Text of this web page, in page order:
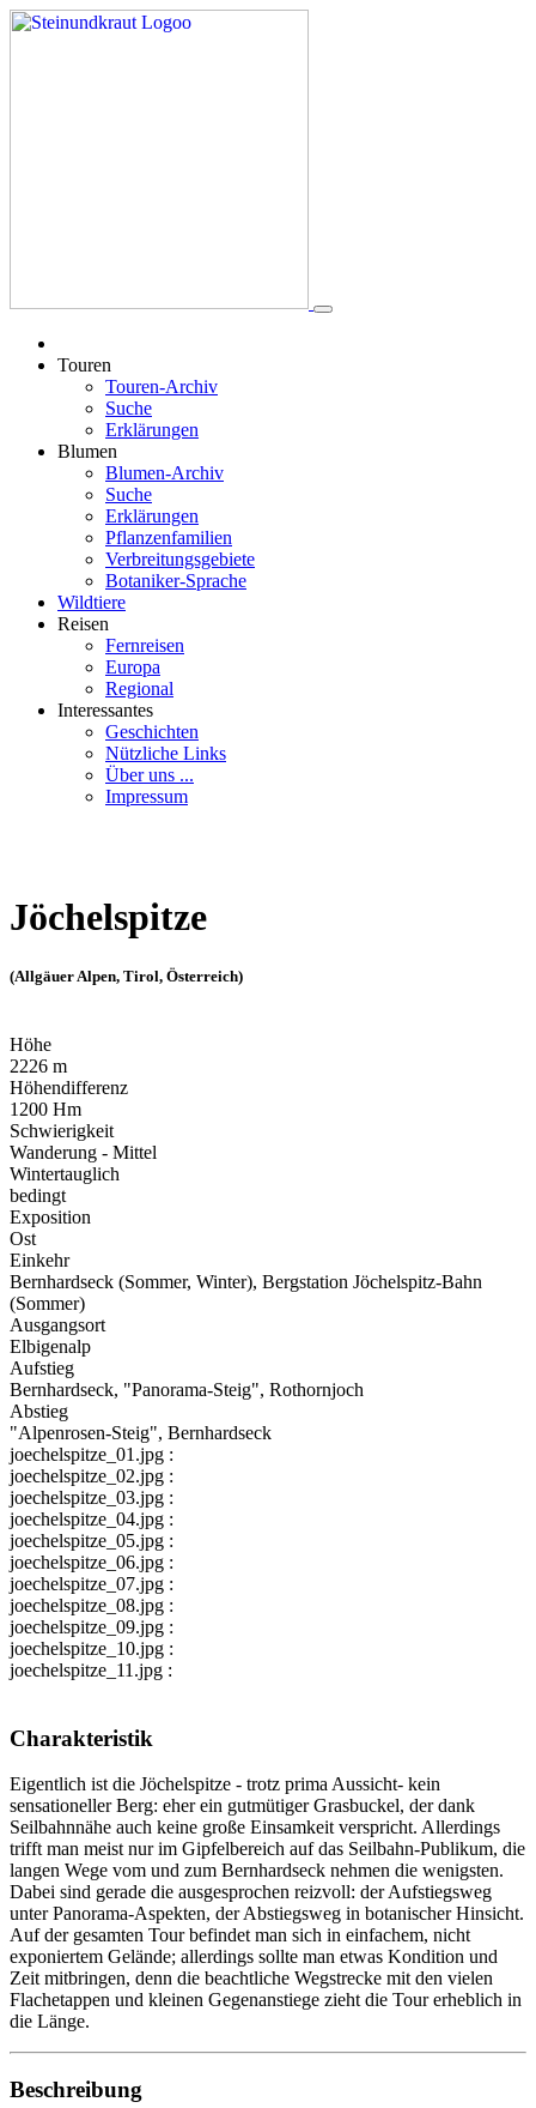
Touren
Touren-Archiv
Suche
Erklärungen
Blumen
Blumen-Archiv
Suche
Erklärungen
Pflanzenfamilien
Verbreitungsgebiete
Botaniker-Sprache
Wildtiere
Reisen
Fernreisen
Europa
Regional
Interessantes
Geschichten
Nützliche Links
Über uns ...
Impressum
Jöchelspitze
(Allgäuer Alpen, Tirol, Österreich)
Höhe
2226 m
Höhendifferenz
1200 Hm
Schwierigkeit
Wanderung - Mittel
Wintertauglich
bedingt
Exposition
Ost
Einkehr
Bernhardseck (Sommer, Winter), Bergstation Jöchelspitz-Bahn
(Sommer)
Ausgangsort
Elbigenalp
Aufstieg
Bernhardseck, "Panorama-Steig", Rothornjoch
Abstieg
"Alpenrosen-Steig", Bernhardseck
joechelspitze_01.jpg :
joechelspitze_02.jpg :
joechelspitze_03.jpg :
joechelspitze_04.jpg :
joechelspitze_05.jpg :
joechelspitze_06.jpg :
joechelspitze_07.jpg :
joechelspitze_08.jpg :
joechelspitze_09.jpg :
joechelspitze_10.jpg :
joechelspitze_11.jpg :
Charakteristik
Eigentlich ist die Jöchelspitze - trotz prima Aussicht- kein
sensationeller Berg: eher ein gutmütiger Grasbuckel, der dank
Seilbahnnähe auch keine große Einsamkeit verspricht. Allerdings
trifft man meist nur im Gipfelbereich auf das Seilbahn-Publikum, die
langen Wege vom und zum Bernhardseck nehmen die wenigsten.
Dabei sind gerade die ausgesprochen reizvoll: der Aufstiegsweg
unter Panorama-Aspekten, der Abstiegsweg in botanischer Hinsicht.
Auf der gesamten Tour befindet man sich in einfachem, nicht
exponiertem Gelände; allerdings sollte man etwas Kondition und
Zeit mitbringen, denn die beachtliche Wegstrecke mit den vielen
Flachetappen und kleinen Gegenanstiege zieht die Tour erheblich in
die Länge.
Beschreibung